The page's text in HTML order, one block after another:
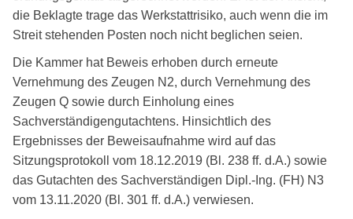
die Beklagte trage das Werkstattrisiko, auch wenn die im
Streit stehenden Posten noch nicht beglichen seien.
Die Kammer hat Beweis erhoben durch erneute
Vernehmung des Zeugen N2, durch Vernehmung des
Zeugen Q sowie durch Einholung eines
Sachverständigengutachtens. Hinsichtlich des
Ergebnisses der Beweisaufnahme wird auf das
Sitzungsprotokoll vom 18.12.2019 (Bl. 238 ff. d.A.) sowie
das Gutachten des Sachverständigen Dipl.-Ing. (FH) N3
vom 13.11.2020 (Bl. 301 ff. d.A.) verwiesen.